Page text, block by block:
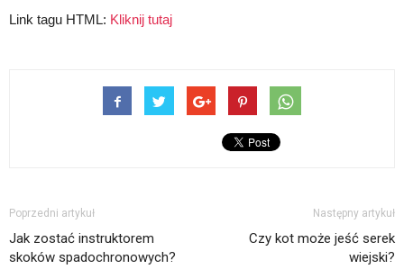
Link tagu HTML: Kliknij tutaj
Poprzedni artykuł
Jak zostać instruktorem
skoków spadochronowych?
Następny artykuł
Czy kot może jeść serek
wiejski?